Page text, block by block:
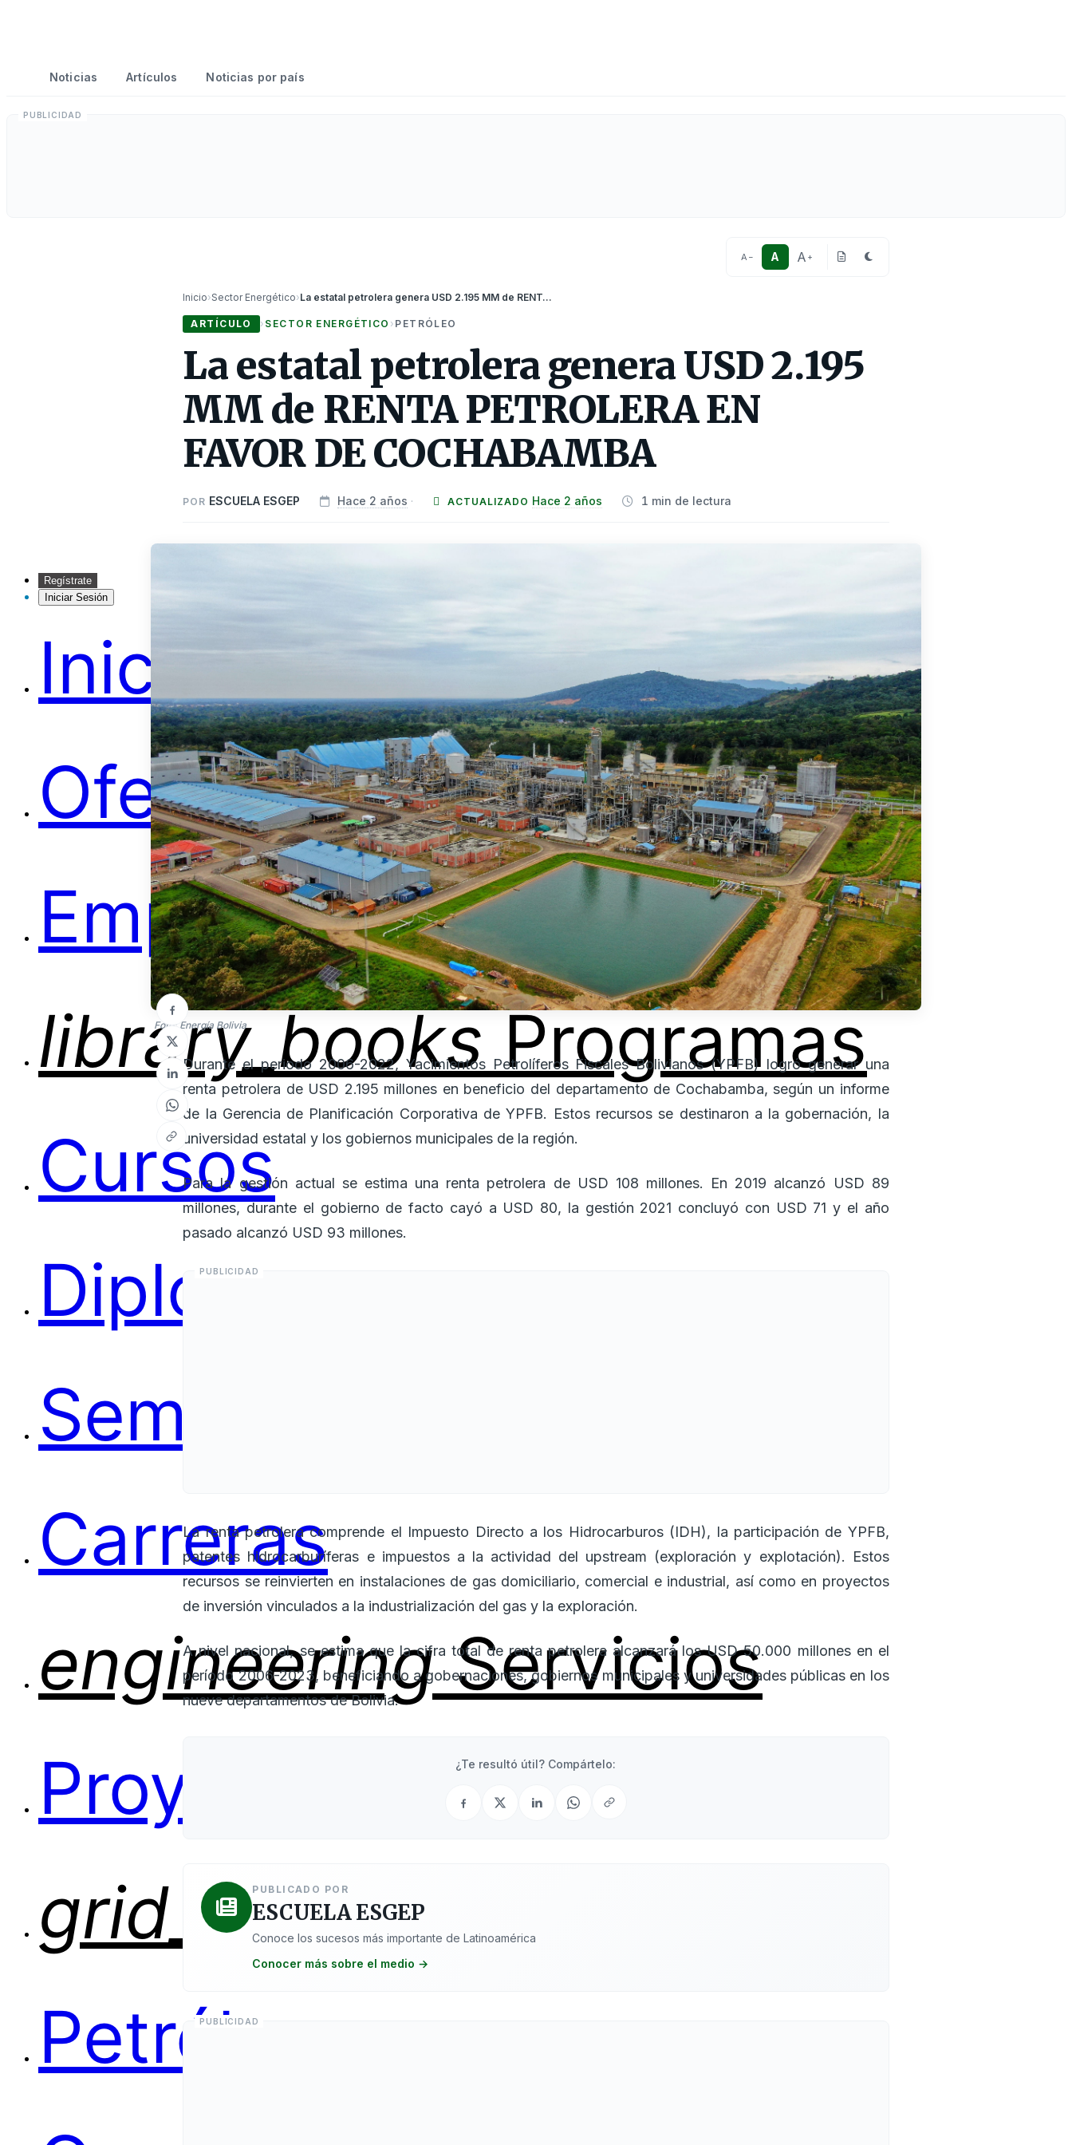
Regístrate
Iniciar Sesión
Inicio
Ofertas
Empleos
library_books Programas
Cursos
Diplomas
Seminarios
Carreras
engineering Servicios
Proyectos Sociales
grid_view Sectores
Petróleo
Noticias Artículos Noticias por país
A − A A +
Inicio›Sector Energético› La estatal petrolera genera USD 2.195 MM de RENTA PETROLERA EN FAVOR DE COCHABAMBA
ARTÍCULO › SECTOR ENERGÉTICO › PETRÓLEO
La estatal petrolera genera USD 2.195
MM de RENTA PETROLERA EN
FAVOR DE COCHABAMBA
POR ESCUELA ESGEP Hace 2 años · ACTUALIZADO Hace 2 años 1 min de lectura
Foto: Energía Bolivia
Durante el periodo 2006-2022, Yacimientos Petrolíferos Fiscales Bolivianos (YPFB) logró generar una
renta petrolera de USD 2.195 millones en beneficio del departamento de Cochabamba, según un informe
de la Gerencia de Planificación Corporativa de YPFB. Estos recursos se destinaron a la gobernación, la
universidad estatal y los gobiernos municipales de la región.
Para la gestión actual se estima una renta petrolera de USD 108 millones. En 2019 alcanzó USD 89
millones, durante el gobierno de facto cayó a USD 80, la gestión 2021 concluyó con USD 71 y el año
pasado alcanzó USD 93 millones.
La renta petrolera comprende el Impuesto Directo a los Hidrocarburos (IDH), la participación de YPFB,
patentes hidrocarburíferas e impuestos a la actividad del upstream (exploración y explotación). Estos
recursos se reinvierten en instalaciones de gas domiciliario, comercial e industrial, así como en proyectos
de inversión vinculados a la industrialización del gas y la exploración.
A nivel nacional, se estima que la cifra total de renta petrolera alcanzará los USD 50.000 millones en el
período 2006-2023, beneficiando a gobernaciones, gobiernos municipales y universidades públicas en los
nueve departamentos de Bolivia.
¿Te resultó útil? Compártelo:
PUBLICADO POR
ESCUELA ESGEP
Conoce los sucesos más importante de Latinoamérica
Conocer más sobre el medio →